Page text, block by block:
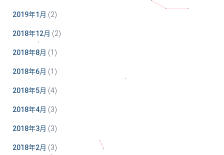
2019年1月 (2)
2018年12月 (2)
2018年8月 (1)
2018年6月 (1)
2018年5月 (4)
2018年4月 (3)
2018年3月 (3)
2018年2月 (3)